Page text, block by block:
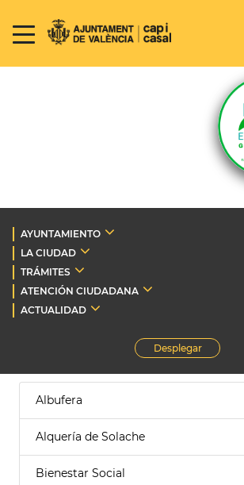
AYUNTAMIENTO
LA CIUDAD
TRÁMITES
ATENCIÓN CIUDADANA
ACTUALIDAD
Desplegar
Albufera
Alquería de Solache
Bienestar Social